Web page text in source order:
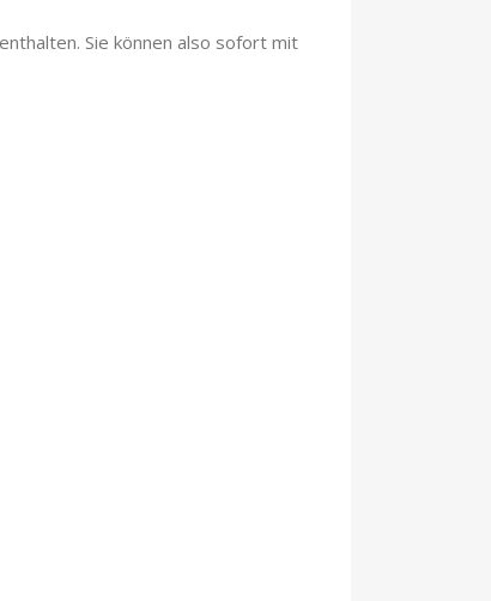
Sie können also sofort mit